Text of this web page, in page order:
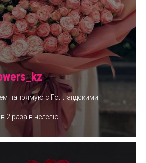
напрямую с Голландскими
2 раза в неделю.